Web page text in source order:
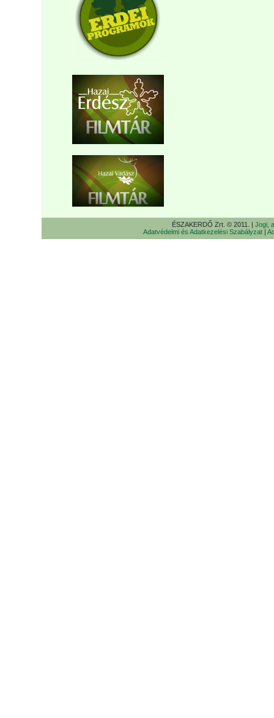
ÉSZAKERDŐ Zrt. © 2011. | Jogi,
Adatvédelmi és Adatkezelési Szabályzat|